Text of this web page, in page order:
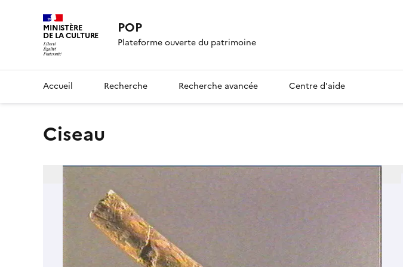
MINISTÈRE
DE LA CULTURE POP
Plateforme ouverte du patrimoine
Accueil Recherche Recherche avancée Centre d'aide
ciseau